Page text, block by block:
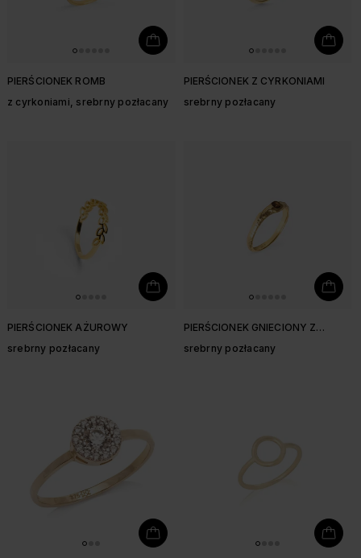
PIERŚCIONEK ROMB
z cyrkoniami, srebrny pozłacany
PIERŚCIONEK Z CYRKONIAMI
srebrny pozłacany
PIERŚCIONEK AŻUROWY
srebrny pozłacany
PIERŚCIONEK GNIECIONY Z
srebrny pozłacany